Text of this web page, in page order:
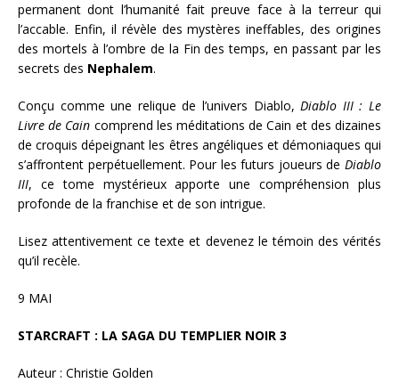
permanent dont l’humanité fait preuve face à la terreur qui
l’accable. Enfin, il révèle des mystères ineffables, des origines
des mortels à l’ombre de la Fin des temps, en passant par les
secrets des Nephalem.
Conçu comme une relique de l’univers Diablo,Diablo III : Le
Livre de Cain comprend les méditations de Cain et des dizaines
de croquis dépeignant les êtres angéliques et démoniaques qui
s’affrontent perpétuellement. Pour les futurs joueurs de Diablo
III, ce tome mystérieux apporte une compréhension plus
profonde de la franchise et de son intrigue.
Lisez attentivement ce texte et devenez le témoin des vérités
qu’il recèle.
9 MAI
STARCRAFT : LA SAGA DU TEMPLIER NOIR 3
Auteur : Christie Golden